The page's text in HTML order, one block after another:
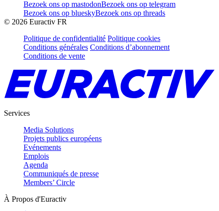
Bezoek ons op mastodonBezoek ons op telegram
Bezoek ons op blueskyBezoek ons op threads
© 2026 Euractiv FR
Politique de confidentialité Politique cookies
Conditions générales Conditions d’abonnement
Conditions de vente
Services
Media Solutions
Projets publics européens
Evénements
Emplois
Agenda
Communiqués de presse
Members’ Circle
À Propos d'Euractiv